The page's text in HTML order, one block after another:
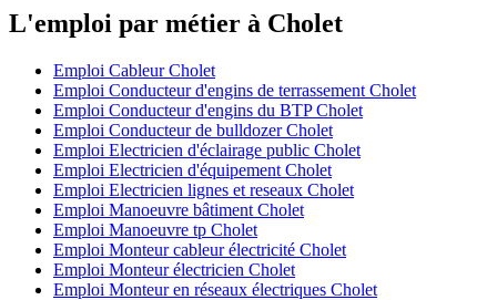
L'emploi par métier à Cholet
Emploi Cableur Cholet
Emploi Conducteur d'engins de terrassement Cholet
Emploi Conducteur d'engins du BTP Cholet
Emploi Conducteur de bulldozer Cholet
Emploi Electricien d'éclairage public Cholet
Emploi Electricien d'équipement Cholet
Emploi Electricien lignes et reseaux Cholet
Emploi Manoeuvre bâtiment Cholet
Emploi Manoeuvre tp Cholet
Emploi Monteur cableur électricité Cholet
Emploi Monteur électricien Cholet
Emploi Monteur en réseaux électriques Cholet